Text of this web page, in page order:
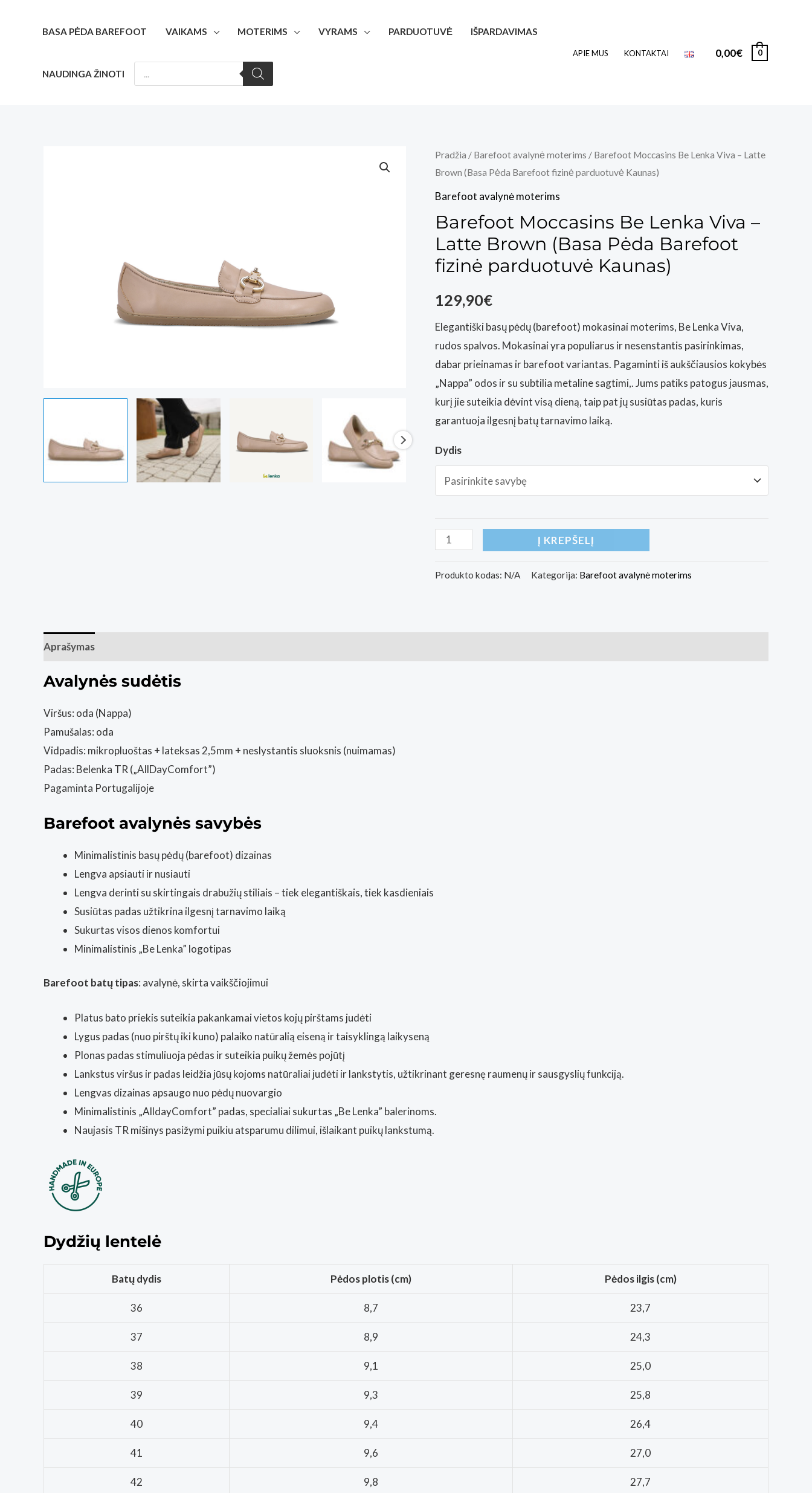
BASA PĖDA BAREFOOT VAIKAMS MOTERIMS VYRAMS PARDUOTUVĖ IŠPARDAVIMAS
NAUDINGA ŽINOTI
PRODUCTS
SEARCH
APIE MUS KONTAKTAI 0,00€ 0
Pradžia / Barefoot avalynė moterims / Barefoot Moccasins Be Lenka Viva – Latte
Brown (Basa Pėda Barefoot fizinė parduotuvė Kaunas)
Barefoot avalynė moterims
Barefoot Moccasins Be Lenka Viva –
Latte Brown (Basa Pėda Barefoot
fizinė parduotuvė Kaunas)
129,90€
Elegantiški basų pėdų (barefoot) mokasinai moterims, Be Lenka Viva,
rudos spalvos. Mokasinai yra populiarus ir nesenstantis pasirinkimas,
dabar prieinamas ir barefoot variantas. Pagaminti iš aukščiausios kokybės
„Nappa” odos ir su subtilia metaline sagtimi,. Jums patiks patogus jausmas,
kurį jie suteikia dėvint visą dieną, taip pat jų susiūtas padas, kuris
garantuoja ilgesnį batų tarnavimo laiką.
Dydis
produkto
Barefoot
Į KREPŠELĮ
Produkto kodas: N/A Kategorija: Barefoot avalynė moterims
Aprašymas
Avalynės sudėtis
Viršus: oda (Nappa)
Pamušalas: oda
Vidpadis: mikropluoštas + lateksas 2,5mm + neslystantis sluoksnis (nuimamas)
Padas: Belenka TR („AllDayComfort”)
Pagaminta Portugalijoje
Barefoot avalynės savybės
Minimalistinis basų pėdų (barefoot) dizainas
Lengva apsiauti ir nusiauti
Lengva derinti su skirtingais drabužių stiliais – tiek elegantiškais, tiek kasdieniais
Susiūtas padas užtikrina ilgesnį tarnavimo laiką
Sukurtas visos dienos komfortui
Minimalistinis „Be Lenka” logotipas
Barefoot batų tipas: avalynė, skirta vaikščiojimui
Platus bato priekis suteikia pakankamai vietos kojų pirštams judėti
Lygus padas (nuo pirštų iki kuno) palaiko natūralią eiseną ir taisyklingą laikyseną
Plonas padas stimuliuoja pėdas ir suteikia puikų žemės pojūtį
Lankstus viršus ir padas leidžia jūsų kojoms natūraliai judėti ir lankstytis, užtikrinant geresnę raumenų ir sausgyslių funkciją.
Lengvas dizainas apsaugo nuo pėdų nuovargio
Minimalistinis „AlldayComfort” padas, specialiai sukurtas „Be Lenka” balerinoms.
Naujasis TR mišinys pasižymi puikiu atsparumu dilimui, išlaikant puikų lankstumą.
Dydžių lentelė
Batų dydis Pėdos plotis (cm) Pėdos ilgis (cm)
36 8,7 23,7
37 8,9 24,3
38 9,1 25,0
39 9,3 25,8
40 9,4 26,4
41 9,6 27,0
42 9,8 27,7